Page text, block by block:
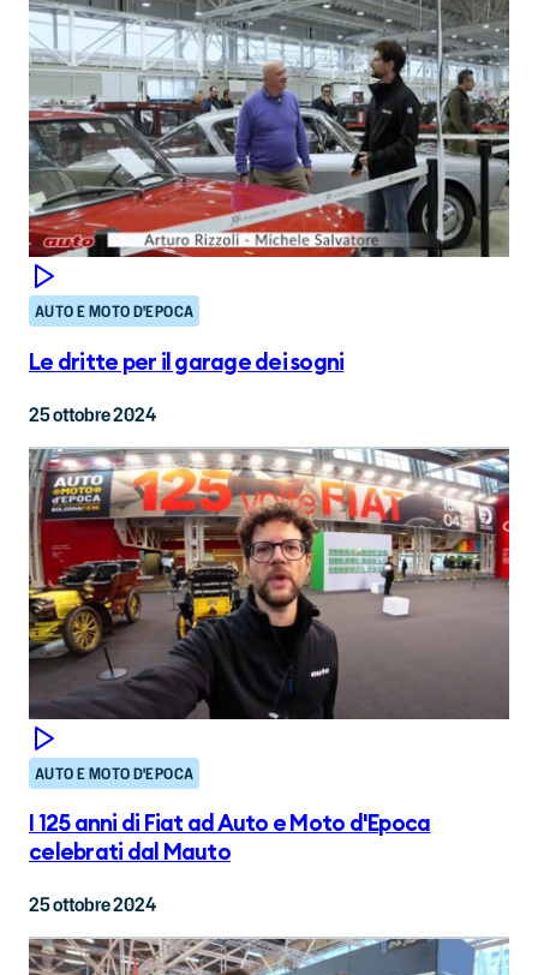
AUTO E MOTO D'EPOCA
Le dritte per il garage dei sogni
25 ottobre 2024
AUTO E MOTO D'EPOCA
I 125 anni di Fiat ad Auto e Moto d'Epoca
celebrati dal Mauto
25 ottobre 2024